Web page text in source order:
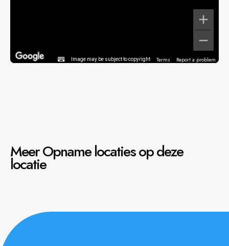
Image may be subject to copyright Terms Report a problem
Meer Opname locaties op deze
locatie